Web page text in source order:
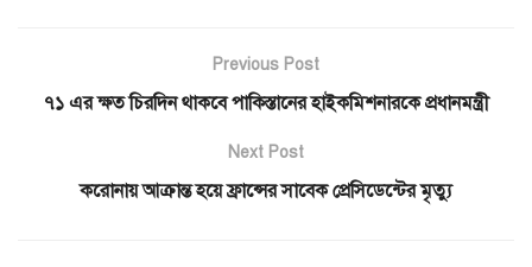
Previous Post
৭১ এর ক্ষত চিরদিন থাকবে পাকিস্তানের হাইকমিশনারকে প্রধানমন্ত্রী
Next Post
করোনায় আক্রান্ত হয়ে ফ্রান্সের সাবেক প্রেসিডেন্টের মৃত্যু